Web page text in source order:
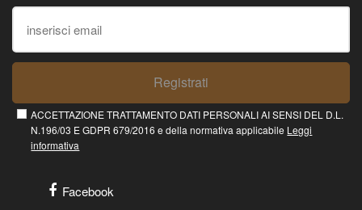
Registrati
ACCETTAZIONE TRATTAMENTO DATI PERSONALI AI SENSI DEL D.L.
N.196/03 E GDPR 679/2016 e della normativa applicabile Leggi
informativa
Facebook